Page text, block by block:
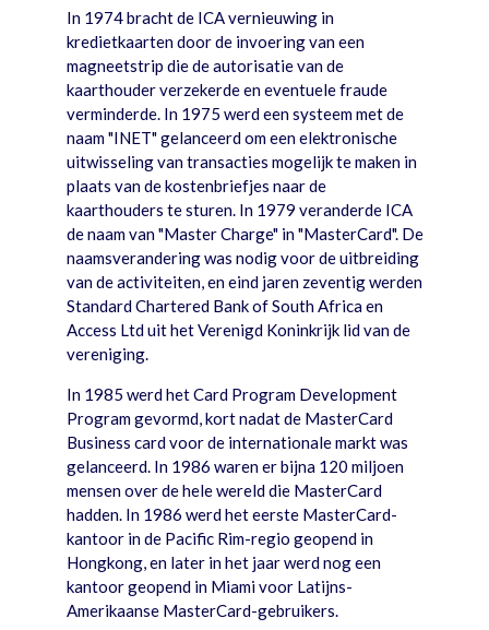
In 1974 bracht de ICA vernieuwing in
kredietkaarten door de invoering van een
magneetstrip die de autorisatie van de
kaarthouder verzekerde en eventuele fraude
verminderde. In 1975 werd een systeem met de
naam "INET" gelanceerd om een elektronische
uitwisseling van transacties mogelijk te maken in
plaats van de kostenbriefjes naar de
kaarthouders te sturen. In 1979 veranderde ICA
de naam van "Master Charge" in "MasterCard". De
naamsverandering was nodig voor de uitbreiding
van de activiteiten, en eind jaren zeventig werden
Standard Chartered Bank of South Africa en
Access Ltd uit het Verenigd Koninkrijk lid van de
vereniging.
In 1985 werd het Card Program Development
Program gevormd, kort nadat de MasterCard
Business card voor de internationale markt was
gelanceerd. In 1986 waren er bijna 120 miljoen
mensen over de hele wereld die MasterCard
hadden. In 1986 werd het eerste MasterCard-
kantoor in de Pacific Rim-regio geopend in
Hongkong, en later in het jaar werd nog een
kantoor geopend in Miami voor Latijns-
Amerikaanse MasterCard-gebruikers.